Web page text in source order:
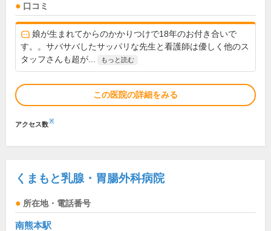
口コミ
娘が生まれてからのかかりつけで18年のお付き合いで
す。。サバサバしたサッパリな先生と看護師は優しく他のス
タッフさんも超が...
もっと読む
この医院の詳細をみる
アクセス数※
くまもと乳腺・胃腸外科病院
所在地・電話番号
南熊本駅